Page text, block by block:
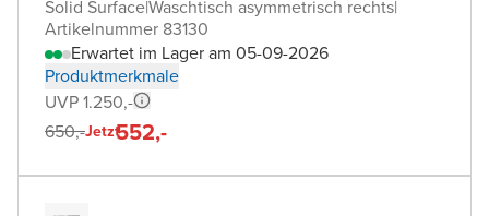
Solid Surface|Waschtisch asymmetrisch rechts|
Artikelnummer 83130
Erwartet im Lager am 05-09-2026
Produktmerkmale
UVP 1.250,-
650,-Jetzt552,-